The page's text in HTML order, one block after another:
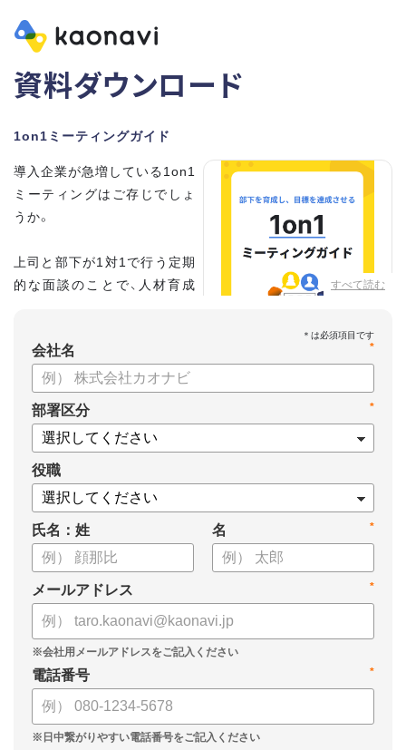
資料ダウンロード
1on1ミーティングガイド
すべて読む
導入企業が急増している1on1
ミーティングはご存じでしょ
うか。
上司と部下が1対1で行う定期
的な面談のことで、人材育成
こちらの資料では、
・1on1とは何か？
・1on1の基本的なやり方
・ 1on1 の基本アジェンダと質問例
についてまとめましたので、ぜひお役立てください。
*
会社名
*
部署区分
役職
氏名：姓 *
名
*
メールアドレス
*
電話番号